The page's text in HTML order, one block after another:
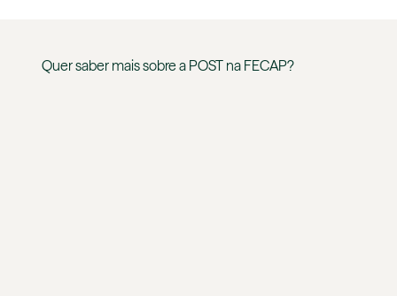
Quer saber mais sobre a POST na FECAP?